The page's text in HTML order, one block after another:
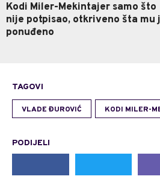
Kodi Miler-Mekintajer samo što
nije potpisao, otkriveno šta mu
ponuđeno
TAGOVI
VLADE ĐUROVIĆ KODI MILER-
PODIJELI